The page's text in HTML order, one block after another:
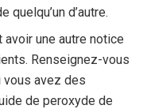
d’autre.
une autre notice
Renseignez-vous
vous avez des
de peroxyde de